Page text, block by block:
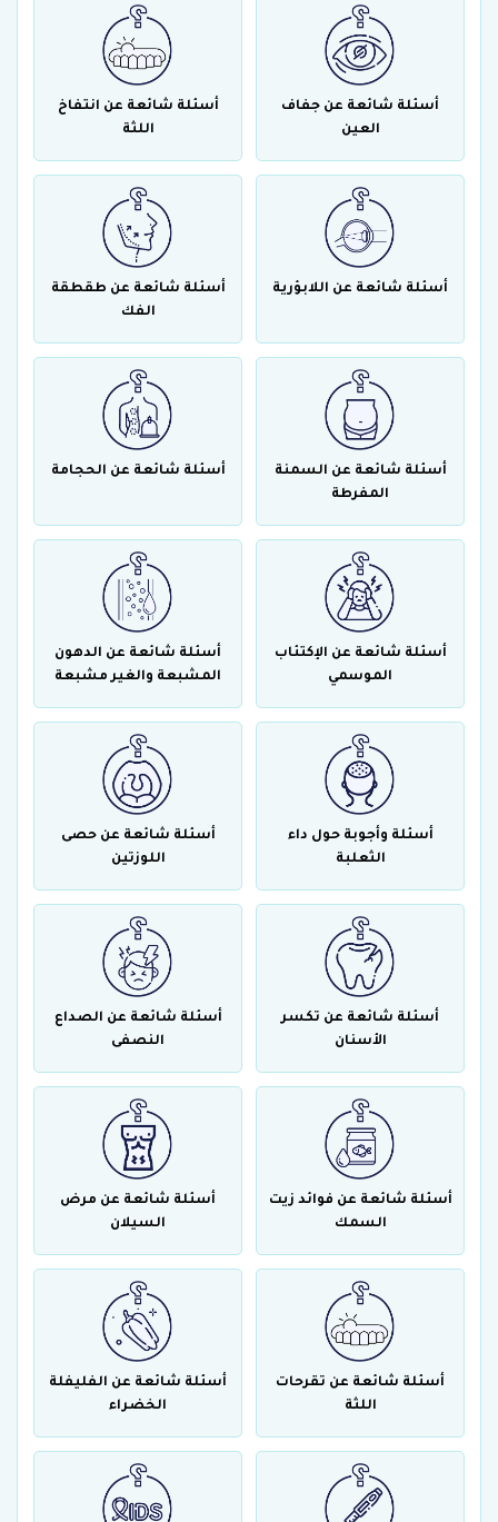
أسئلة شائعة عن جفاف
العين
أسئلة شائعة عن انتفاخ
اللثة
أسئلة شائعة عن اللابؤرية
أسئلة شائعة عن طقطقة
الفك
أسئلة شائعة عن السمنة
المفرطة
أسئلة شائعة عن الحجامة
أسئلة شائعة عن الإكتئاب
الموسمي
أسئلة شائعة عن الدهون
المشبعة والغير مشبعة
أسئلة وأجوبة حول داء
الثعلبة
أسئلة شائعة عن حصى
اللوزتين
أسئلة شائعة عن تكسر
الأسنان
أسئلة شائعة عن الصداع
النصفى
أسئلة شائعة عن فوائد زيت
السمك
أسئلة شائعة عن مرض
السيلان
أسئلة شائعة عن تقرحات
اللثة
أسئلة شائعة عن الفليفلة
الخضراء